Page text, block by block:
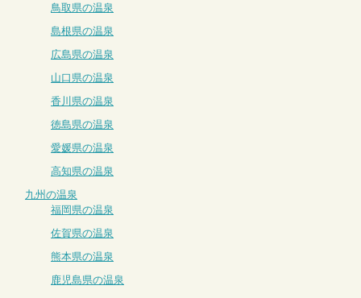
鳥取県の温泉
島根県の温泉
広島県の温泉
山口県の温泉
香川県の温泉
徳島県の温泉
愛媛県の温泉
高知県の温泉
九州の温泉
福岡県の温泉
佐賀県の温泉
熊本県の温泉
鹿児島県の温泉